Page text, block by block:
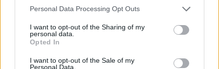
Please note that this website/app uses one or more Google
not limited to your visit or usage behaviour. You may click to
grant or deny consent to Google and its third-party tags to
use your data for below specified purposes in below Google
consent section.
Personal Data Processing Opt Outs
I want to opt-out of the Sharing of my
personal data.
Opted In
I want to opt-out of the Sale of my
Personal Data.